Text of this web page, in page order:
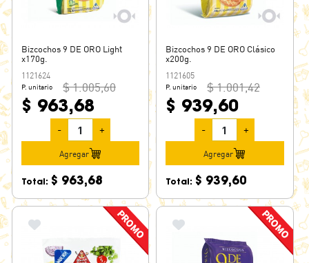
Bizcochos 9 DE ORO Light
x170g.
1121624
P. unitario $ 1.005,60
$ 963,68
- +
Agregar
Total: $ 963,68
Bizcochos 9 DE ORO Clásico
x200g.
1121605
P. unitario $ 1.001,42
$ 939,60
- +
Agregar
Total: $ 939,60